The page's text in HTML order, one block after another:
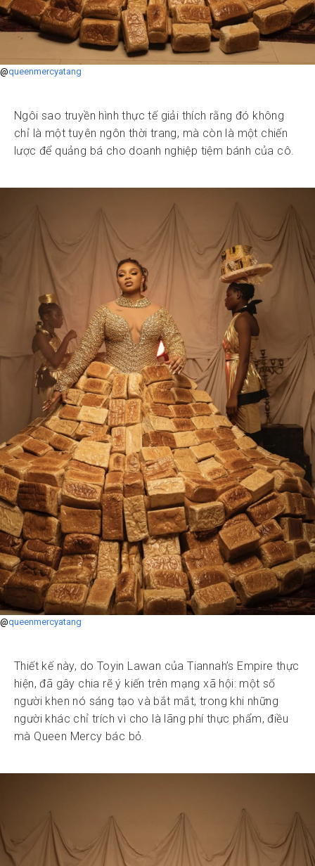
@queenmercyatang
Ngôi sao truyền hình thực tế giải thích rằng đó không
chỉ là một tuyên ngôn thời trang, mà còn là một chiến
lược để quảng bá cho doanh nghiệp tiệm bánh của cô.
@queenmercyatang
Thiết kế này, do Toyin Lawan của Tiannah’s Empire thực
hiện, đã gây chia rẽ ý kiến trên mạng xã hội: một số
người khen nó sáng tạo và bắt mắt, trong khi những
người khác chỉ trích vì cho là lãng phí thực phẩm, điều
mà Queen Mercy bác bỏ.